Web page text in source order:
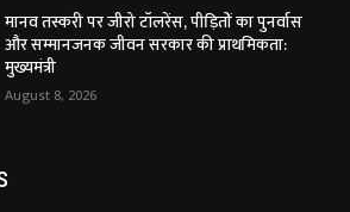
मानव तस्करी पर जीरो टॉलरेंस, पीड़ितों का पुनर्वास
और सम्मानजनक जीवन सरकार की प्राथमिकता:
मुख्यमंत्री
August 8, 2026